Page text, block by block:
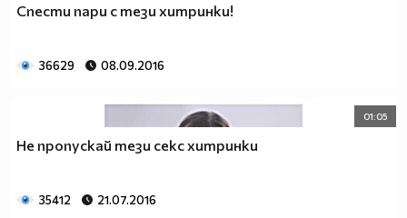
Спести пари с тези хитринки!
36629 08.09.2016
01:05
Не пропускай тези секс хитринки
35412 21.07.2016